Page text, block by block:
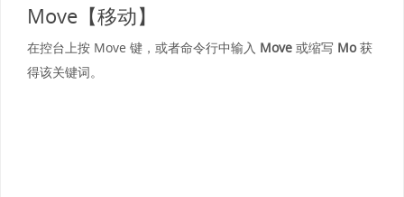
Move【移动】
在控台上按 Move 键，或者命令行中输入 Move或缩写 Mo获
得该关键词。